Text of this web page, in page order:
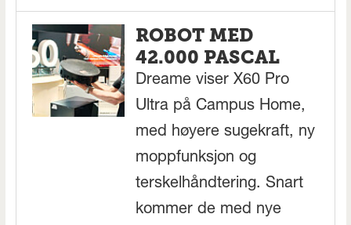
ROBOT MED
42.000 PASCAL
Dreame viser X60 Pro
Ultra på Campus Home,
med høyere sugekraft, ny
moppfunksjon og
terskelhåndtering. Snart
kommer de med nye